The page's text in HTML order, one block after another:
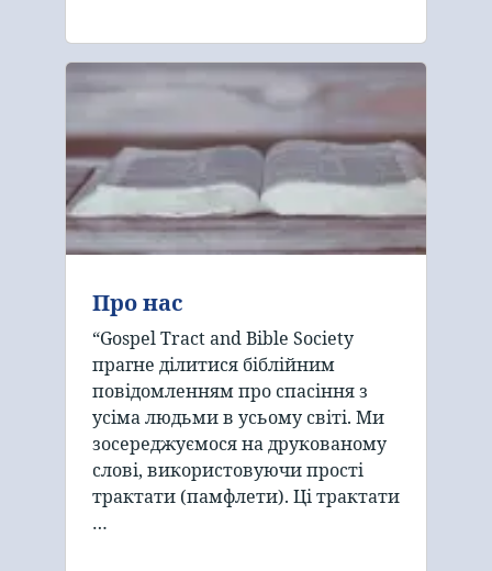
Про нас
“Gospel Tract and Bible Society
прагне ділитися біблійним
повідомленням про спасіння з
усіма людьми в усьому світі. Ми
зосереджуємося на друкованому
слові, використовуючи прості
трактати (памфлети). Ці трактати
…